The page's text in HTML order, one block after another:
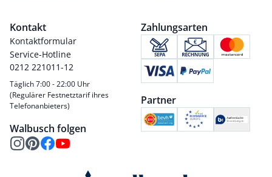
Kontakt
Kontaktformular
Service-Hotline
0212 221011-12
Täglich 7:00 - 22:00 Uhr
(Regulärer Festnetztarif ihres
Telefonanbieters)
Walbusch folgen
Zahlungsarten
Partner